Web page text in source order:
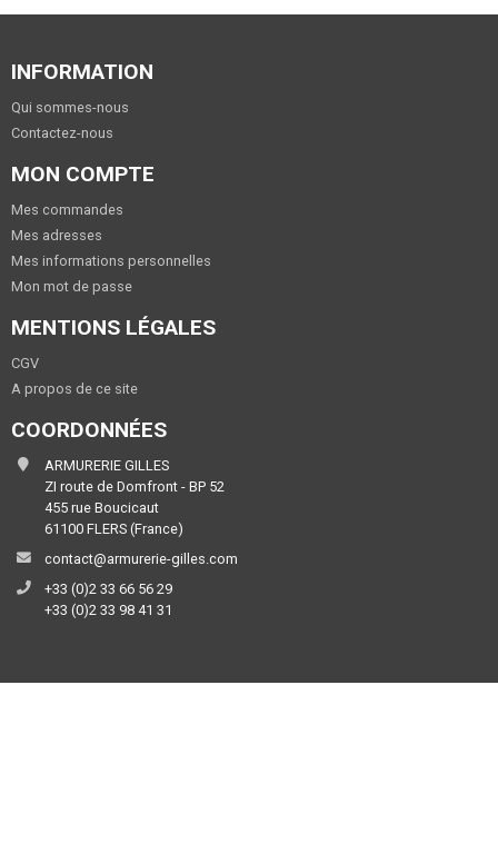
INFORMATION
Qui sommes-nous
Contactez-nous
MON COMPTE
Mes commandes
Mes adresses
Mes informations personnelles
Mon mot de passe
MENTIONS LÉGALES
CGV
A propos de ce site
COORDONNÉES
ARMURERIE GILLES
ZI route de Domfront - BP 52
455 rue Boucicaut
61100 FLERS (France)
contact@armurerie-gilles.com
+33 (0)2 33 66 56 29
+33 (0)2 33 98 41 31